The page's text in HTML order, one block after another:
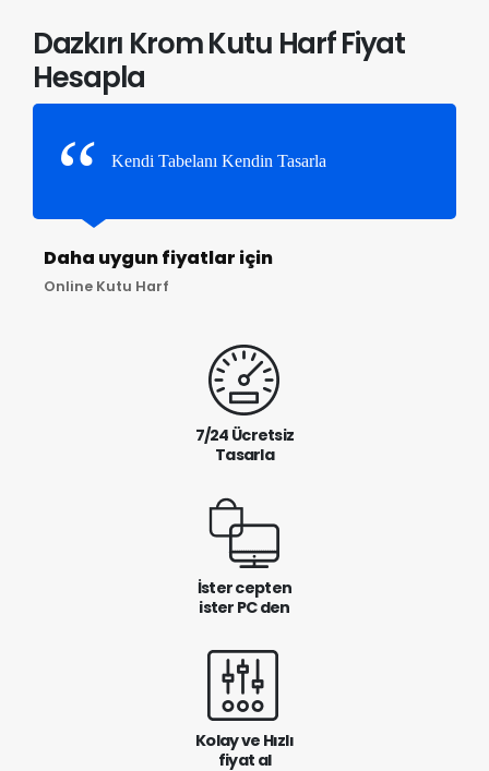
Dazkırı Krom Kutu Harf Fiyat
Hesapla
Kendi Tabelanı Kendin Tasarla
Daha uygun fiyatlar için
Online Kutu Harf
7/24 Ücretsiz
Tasarla
İster cepten
ister PC den
Kolay ve Hızlı
fiyat al